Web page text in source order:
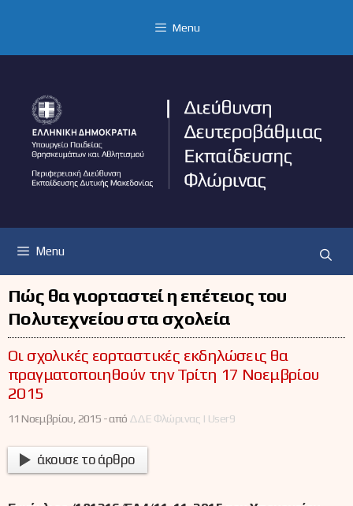
Menu
Menu
Πώς θα γιορταστεί η επέτειος του
Πολυτεχνείου στα σχολεία
Οι σχολικές εορταστικές εκδηλώσεις θα
πραγματοποιηθούν την Τρίτη 17 Νοεμβρίου
2015
11 Νοεμβρίου, 2015 -από ΔΔΕ Φλώρινας | User9
άκουσε το άρθρο